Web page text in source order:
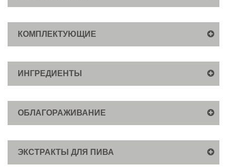
КОМПЛЕКТУЮЩИЕ
ИНГРЕДИЕНТЫ
ОБЛАГОРАЖИВАНИЕ
ЭКСТРАКТЫ ДЛЯ ПИВА